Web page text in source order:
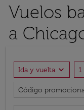
Vuelos
a
Ida y vuelta expand_more
Código